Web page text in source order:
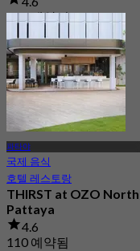
415 예약됨
에서
฿ 645
파타야
국제 음식
호텔 레스토랑
THIRST at OZO North
Pattaya
4.6
110 예약됨